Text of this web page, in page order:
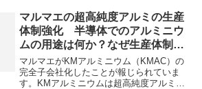
応が必要とされています。予察用資材
は、農作物の病害虫の発生を事前に察知
し、防除のタイミングを判断するための
資材のことです。どのような種類がある
のか、どのようなメリットがあるのかを
知ることができます。
マルマエの超高純度アルミの生産
体制強化 半導体でのアルミニウ
ムの用途は何か？なぜ生産体制を
強化するのか？
マルマエがKMアルミニウム（KMAC）の
完全子会社化したことが報じられていま
す。KMアルミニウムは超高純度アルミの